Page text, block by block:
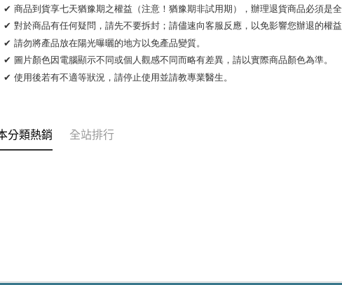
✔ 商品到貨享七天猶豫期之權益（注意！猶豫期非試用期），辦理退貨商品必須是
✔ 對於商品有任何疑問，請先不要拆封；請儘速向客服反應，以免影響您辦退的權
✔ 請勿將產品放在陽光曝曬的地方以免產品變質。
✔ 圖片顏色因電腦顯示不同或個人觀感不同而略有差異，請以實際商品顏色為準。
✔ 使用後若有不適等狀況，請停止使用並請教專業醫生。
分類熱銷 全站排行